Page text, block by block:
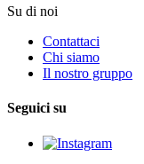
Su di noi
Contattaci
Chi siamo
Il nostro gruppo
Seguici su